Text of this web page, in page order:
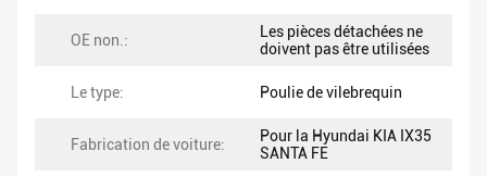
OE non.:
Les pièces détachées ne
doivent pas être utilisées
Le type: Poulie de vilebrequin
Fabrication de voiture:
Pour la Hyundai KIA IX35
SANTA FE